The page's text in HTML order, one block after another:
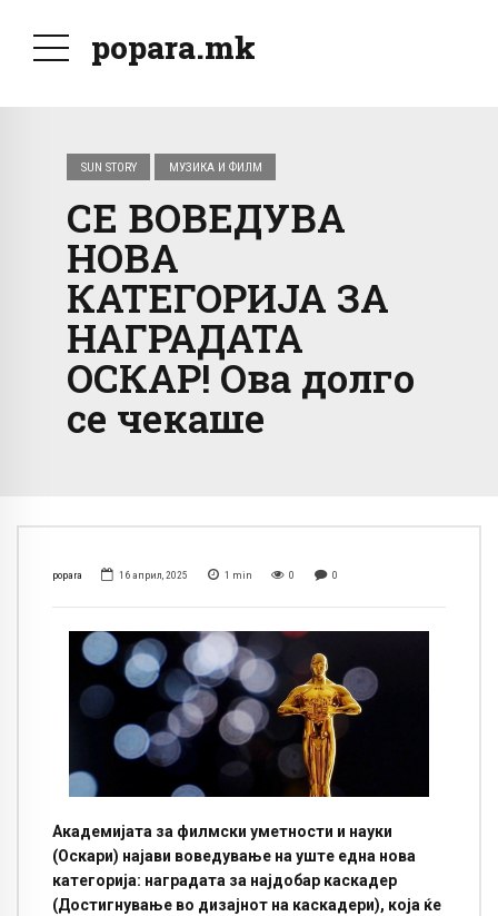
popara.mk
SUN STORY МУЗИКА И ФИЛМ
СЕ ВОВЕДУВА
НОВА
КАТЕГОРИЈА ЗА
НАГРАДАТА
ОСКАР! Ова долго
се чекаше
popara 16 април, 2025 1 min 0 0
Академијата за филмски уметности и науки
(Оскари) најави воведување на уште една нова
категорија: наградата за најдобар каскадер
(Достигнување во дизајнот на каскадери), која ќе